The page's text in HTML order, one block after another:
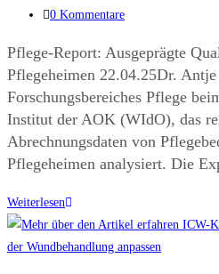
0 Kommentare
Pflege-Report: Ausgeprägte
Pflegeheimen 22.04.25Dr.
Forschungsbereiches Pflege
Institut der AOK (WIdO), das
Abrechnungsdaten von
Pflegeheimen analysiert. Die
Weiterlesen